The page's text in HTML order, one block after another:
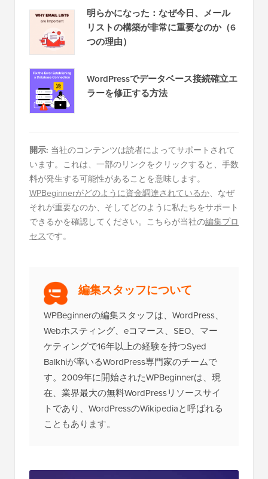
明らかになった：なぜ今日、メール
リストの構築が非常に重要なのか（6
つの理由）
WordPressでデータベース接続確立エ
ラーを修正する方法
開示: 当社のコンテンツは読者によってサポートされて
います。これは、一部のリンクをクリックすると、手数
料が発生する可能性があることを意味します。
WPBeginnerがどのように資金調達されているか、なぜ
それが重要なのか、そしてどのように私たちをサポート
できるかを確認してください。こちらが当社の編集プロ
セスです。
編集スタッフについて
WPBeginnerの編集スタッフは、WordPress、
Webホスティング、eコマース、SEO、マー
ケティングで16年以上の経験を持つSyed
Balkhiが率いるWordPress専門家のチームで
す。2009年に開始されたWPBeginnerは、現
在、業界最大の無料WordPressリソースサイ
トであり、WordPressのWikipediaと呼ばれる
こともあります。